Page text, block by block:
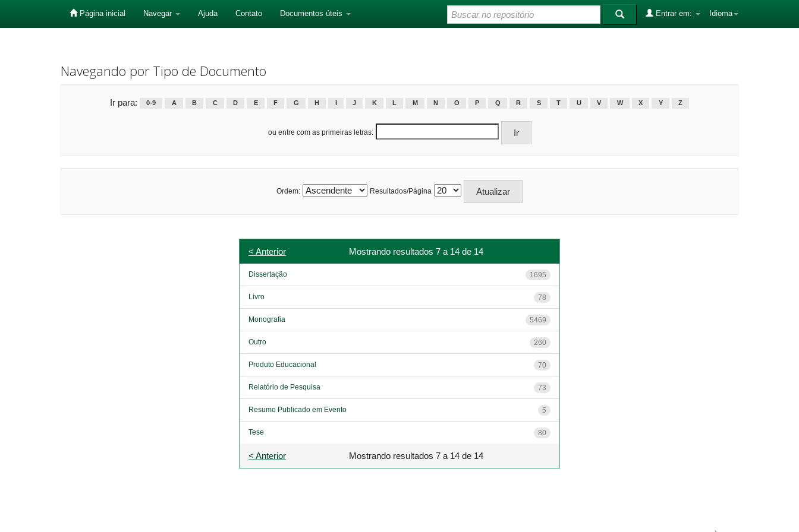
Página inicial Navegar Ajuda Contato Documentos úteis Idioma
Entrar em:
Navegando por Tipo de Documento
Ir para: 0-9 A B C D E F G H J K L M N O P Q R S T U V W X Y Z
ou entre com as primeiras letras:
Ordem: Resultados/Página
Mostrando resultados 7 a 14 de 14
< Anterior
Dissertação 1695
Livro 78
Monografia 5469
Outro 260
Produto Educacional 70
Relatório de Pesquisa 73
Resumo Publicado em Evento 5
Tese 80
Mostrando resultados 7 a 14 de 14
< Anterior